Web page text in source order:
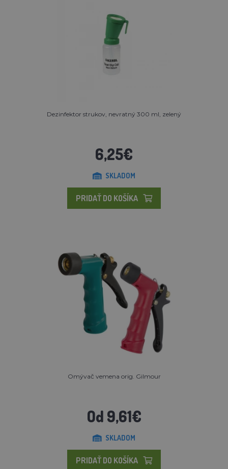
Dezinfektor strukov, nevratný 300 ml, zelený
6,25€
SKLADOM
PRIDAŤ DO KOŠÍKA
Omývač vemena orig. Gilmour
Od 9,61€
SKLADOM
PRIDAŤ DO KOŠÍKA